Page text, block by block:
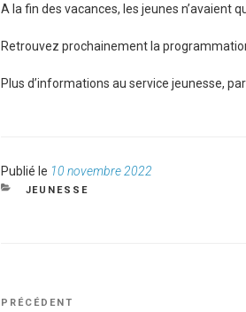
A la fin des vacances, les jeunes n’avaient
Retrouvez prochainement la
Plus d’informations au service jeunesse,
Publié le Publié
le
10 novembre 2022
CATÉGORIES
JEUNESSE
NAVIGATION
Article
PRÉCÉDENT